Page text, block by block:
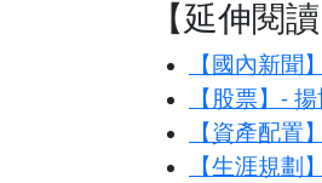
【延伸閱讀
【國內新
【股票】-
【資產配
【生涯規劃